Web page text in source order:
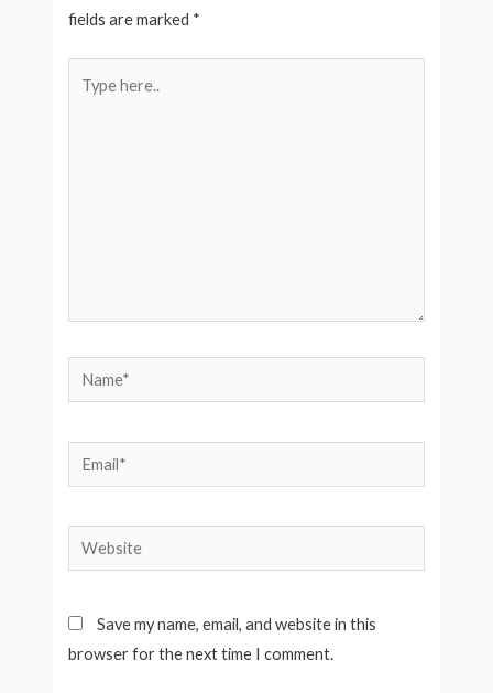
fields are marked *
Name*
Email*
Website
Save my name, email, and website in this
browser for the next time I comment.